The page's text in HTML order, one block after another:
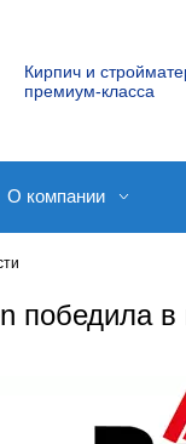
Кирпич и
премиум-класса
О компании
победила в